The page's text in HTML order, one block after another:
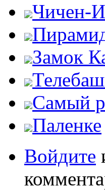
Чичен-
Замок
Самый
Паленке
Войдите